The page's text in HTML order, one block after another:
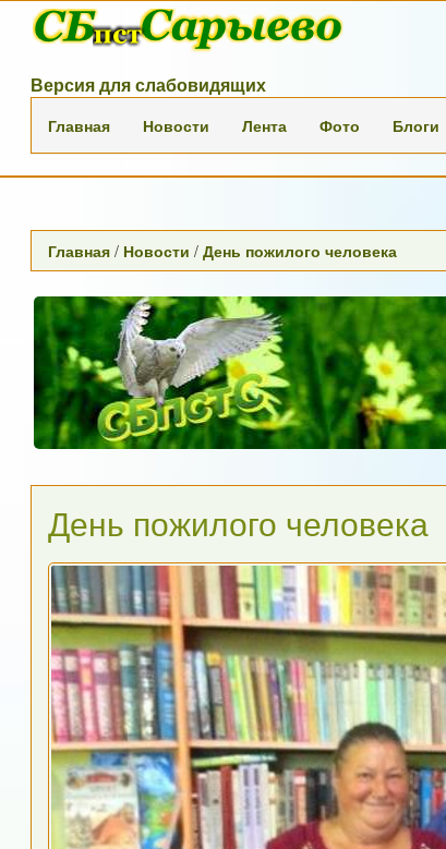
Версия для слабовидящих
Главная Новости Лента Фото Блоги
Главная / Новости /День пожилого человека
День пожилого человека